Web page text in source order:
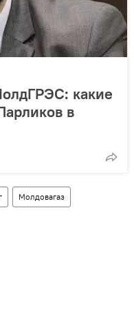
какие
в
Молдовагаз